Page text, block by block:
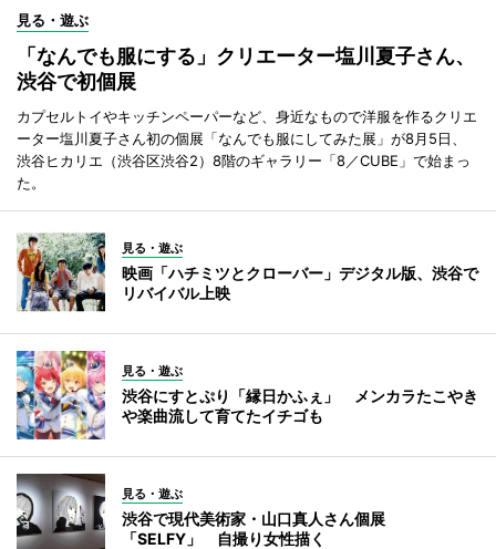
見る・遊ぶ
「なんでも服にする」クリエーター塩川夏子さん、
渋谷で初個展
カプセルトイやキッチンペーパーなど、身近なもので洋服を作るクリエ
ーター塩川夏子さん初の個展「なんでも服にしてみた展」が8月5日、
渋谷ヒカリエ（渋谷区渋谷2）8階のギャラリー「8／CUBE」で始まっ
た。
見る・遊ぶ
映画「ハチミツとクローバー」デジタル版、渋谷で
リバイバル上映
見る・遊ぶ
渋谷にすとぷり「縁日かふぇ」 メンカラたこやき
や楽曲流して育てたイチゴも
見る・遊ぶ
渋谷で現代美術家・山口真人さん個展
「SELFY」 自撮り女性描く